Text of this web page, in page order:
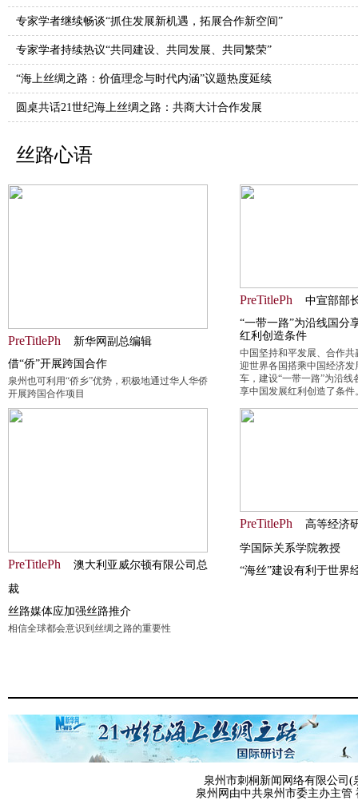
专家学者继续畅谈“抓住发展新机遇，拓展合作新空间”
专家学者持续热议“共同建设、共同发展、共同繁荣”
“海上丝绸之路：价值理念与时代内涵”议题热度延续
圆桌共话21世纪海上丝绸之路：共商大计合作发展
丝路心语
PreTitlePh 新华网副总编辑
借“侨”开展跨国合作
泉州也可利用“侨乡”优势，积极地通过华人华侨
开展跨国合作项目
PreTitlePh 澳大利亚威尔顿有限公司总
裁
丝路媒体应加强丝路推介
相信全球都会意识到丝绸之路的重要性
PreTitlePh 中宣部部
“一带一路”为沿线国分
红利创造条件
中国坚持和平发展、合作共
迎世界各国搭乘中国经济发
车，建设“一带一路”为沿线
享中国发展红利创造了条件
PreTitlePh 高等经济
学国际关系学院教授
“海丝”建设有利于世界
泉州市刺桐新闻网络有限公司(
泉州网由中共泉州市委主办主管